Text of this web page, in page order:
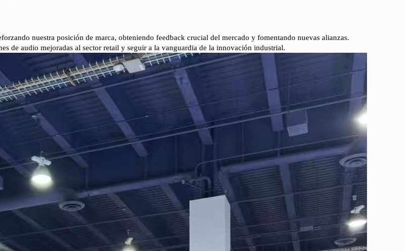
nuestra posición de marca, obteniendo feedback crucial del mercado y fomentando nuevas alianzas.
de audio mejoradas al sector retail y seguir a la vanguardia de la innovación industrial.